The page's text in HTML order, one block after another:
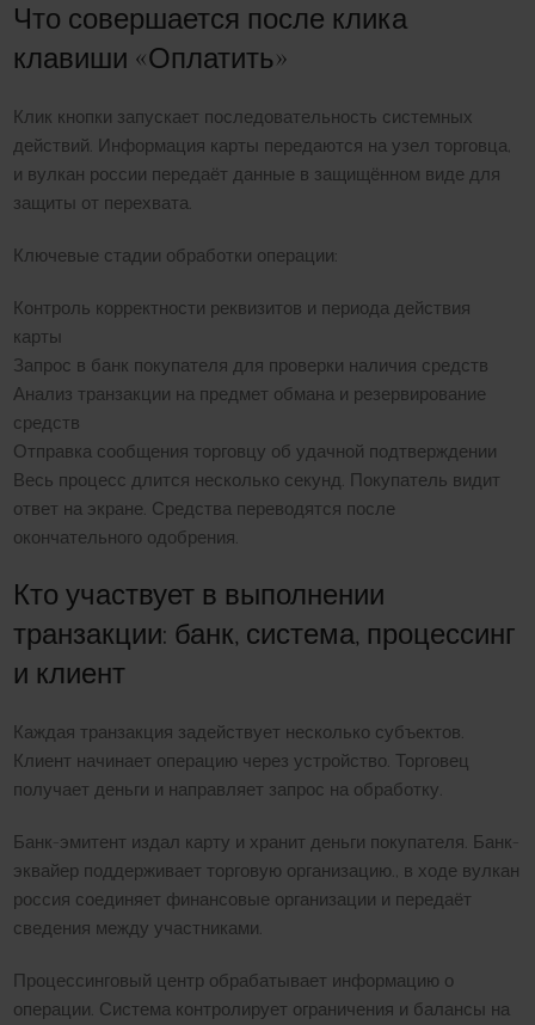
Что совершается после клика
клавиши «Оплатить»
Клик кнопки запускает последовательность системных
действий. Информация карты передаются на узел торговца,
и вулкан россии передаёт данные в защищённом виде для
защиты от перехвата.
Ключевые стадии обработки операции:
Контроль корректности реквизитов и периода действия
карты
Запрос в банк покупателя для проверки наличия средств
Анализ транзакции на предмет обмана и резервирование
средств
Отправка сообщения торговцу об удачной подтверждении
Весь процесс длится несколько секунд. Покупатель видит
ответ на экране. Средства переводятся после
окончательного одобрения.
Кто участвует в выполнении
транзакции: банк, система, процессинг
и клиент
Каждая транзакция задействует несколько субъектов.
Клиент начинает операцию через устройство. Торговец
получает деньги и направляет запрос на обработку.
Банк-эмитент издал карту и хранит деньги покупателя. Банк-
эквайер поддерживает торговую организацию., в ходе вулкан
россия соединяет финансовые организации и передаёт
сведения между участниками.
Процессинговый центр обрабатывает информацию о
операции. Система контролирует ограничения и балансы на